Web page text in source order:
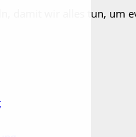
damit wir alles tun, um